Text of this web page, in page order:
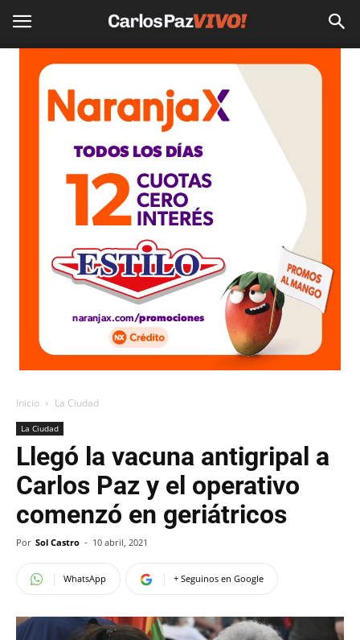
Inicio La Ciudad
La Ciudad
Llegó la vacuna antigripal a
Carlos Paz y el operativo
comenzó en geriátricos
Por Sol Castro - 10 abril, 2021
WhatsApp + Seguinos en Google